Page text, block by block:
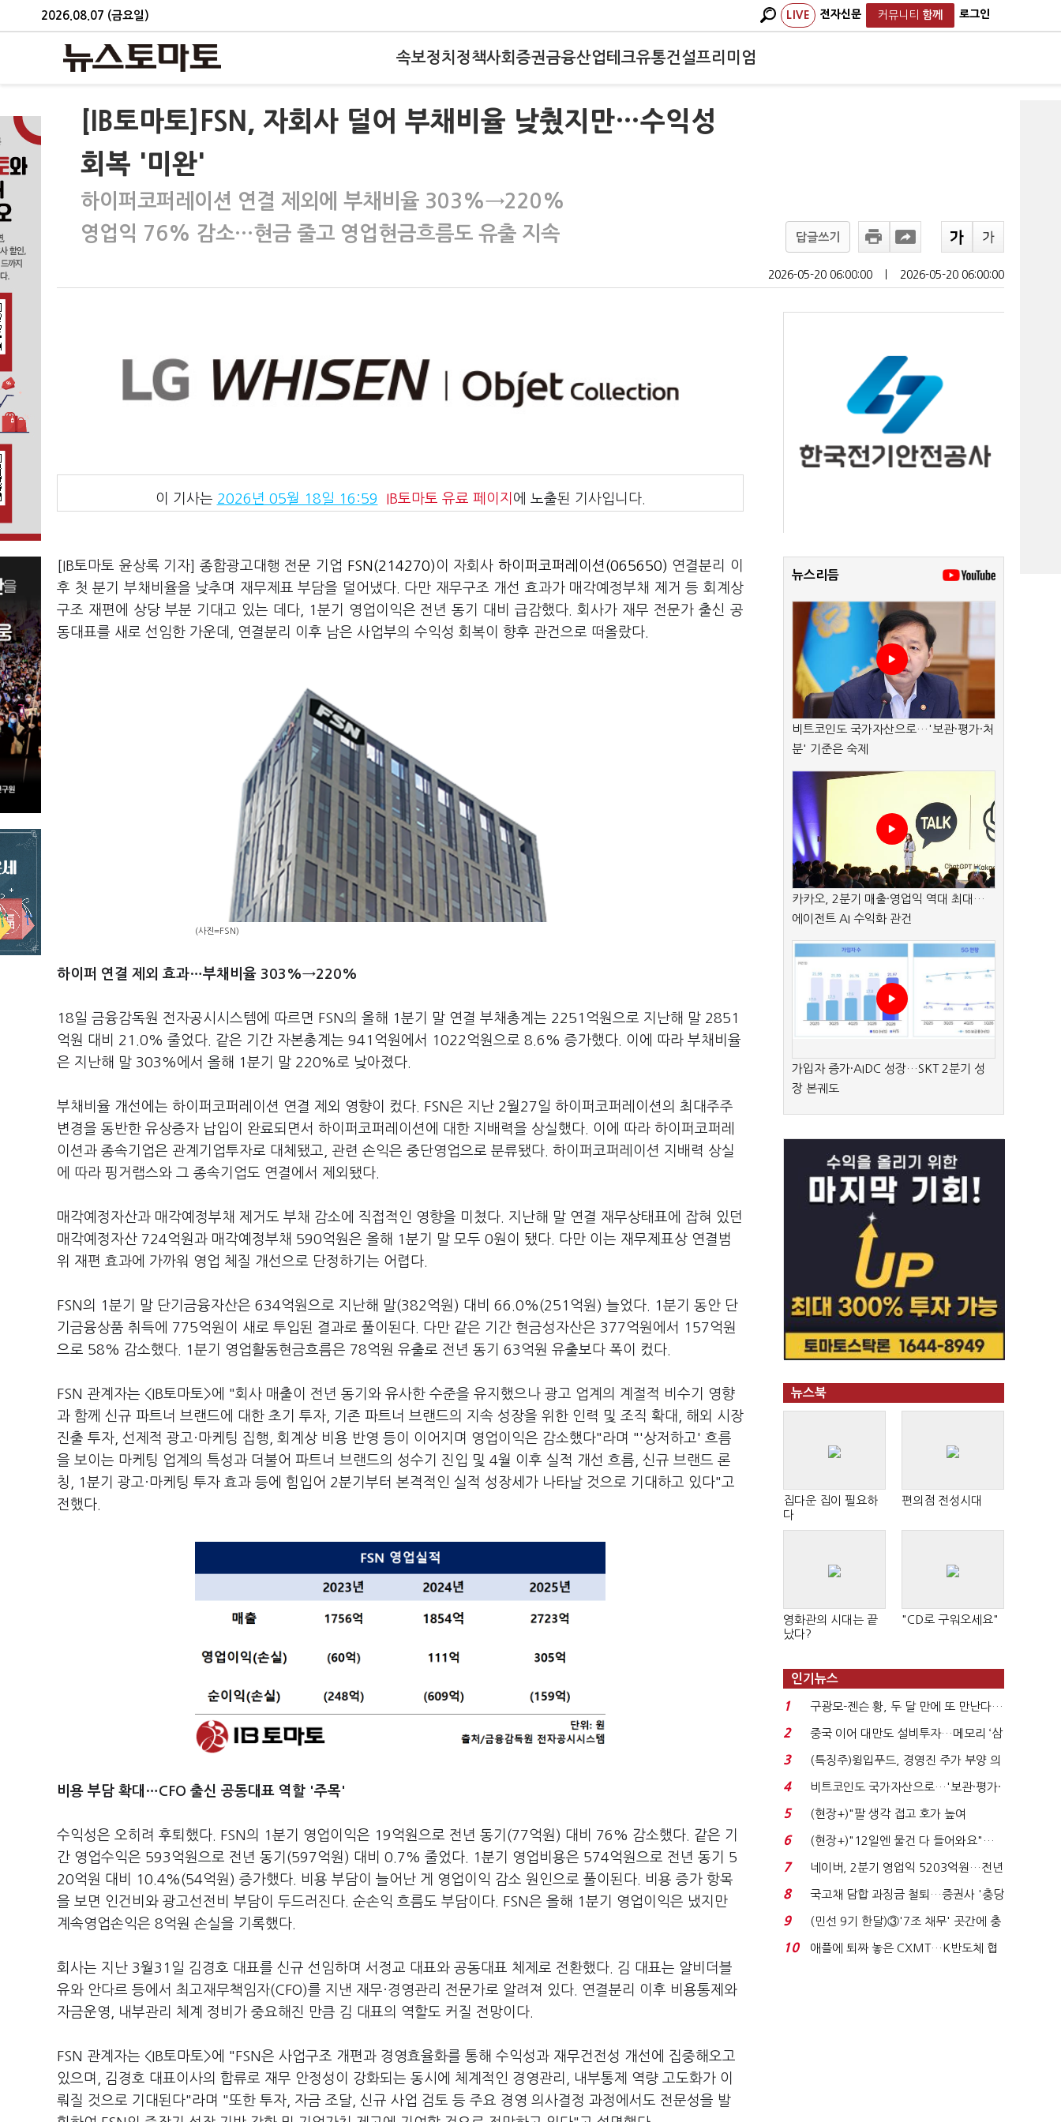
2026.08.07 (금요일) LIVE 전자신문 커뮤니티 함께 로그인
속보정치 정책사회 증권금융산업테크유통건설프리미엄
[IB토마토]FSN, 자회사 덜어 부채비율 낮췄지만…수익성
회복 '미완'
하이퍼코퍼레이션 연결 제외에 부채비율 303%→220%
영업익 76% 감소…현금 줄고 영업현금흐름도 유출 지속
답글쓰기
2026-05-20 06:00:00 2026-05-20 06:00:00
이 기사는 2026년 05월 18일 16:59 IB토마토 유료 페이지 에 노출된 기사입니다.
[IB토마토 윤상록 기자] 종합광고대행 전문 기업 FSN(214270)이 자회사 하이퍼코퍼레이션(065650) 연결분리 이
후 첫 분기 부채비율을 낮추며 재무제표 부담을 덜어냈다. 다만 재무구조 개선 효과가 매각예정부채 제거 등 회계상
구조 재편에 상당 부분 기대고 있는 데다, 1분기 영업이익은 전년 동기 대비 급감했다. 회사가 재무 전문가 출신 공
동대표를 새로 선임한 가운데, 연결분리 이후 남은 사업부의 수익성 회복이 향후 관건으로 떠올랐다.
(사진=FSN)
하이퍼 연결 제외 효과…부채비율 303%→220%
18일 금융감독원 전자공시시스템에 따르면 FSN의 올해 1분기 말 연결 부채총계는 2251억원으로 지난해 말 2851
억원 대비 21.0% 줄었다. 같은 기간 자본총계는 941억원에서 1022억원으로 8.6% 증가했다. 이에 따라 부채비율
은 지난해 말 303%에서 올해 1분기 말 220%로 낮아졌다.
부채비율 개선에는 하이퍼코퍼레이션 연결 제외 영향이 컸다. FSN은 지난 2월27일 하이퍼코퍼레이션의 최대주주
변경을 동반한 유상증자 납입이 완료되면서 하이퍼코퍼레이션에 대한 지배력을 상실했다. 이에 따라 하이퍼코퍼레
이션과 종속기업은 관계기업투자로 대체됐고, 관련 손익은 중단영업으로 분류됐다. 하이퍼코퍼레이션 지배력 상실
에 따라 핑거랩스와 그 종속기업도 연결에서 제외됐다.
매각예정자산과 매각예정부채 제거도 부채 감소에 직접적인 영향을 미쳤다. 지난해 말 연결 재무상태표에 잡혀 있던
매각예정자산 724억원과 매각예정부채 590억원은 올해 1분기 말 모두 0원이 됐다. 다만 이는 재무제표상 연결범
위 재편 효과에 가까워 영업 체질 개선으로 단정하기는 어렵다.
FSN의 1분기 말 단기금융자산은 634억원으로 지난해 말(382억원) 대비 66.0%(251억원) 늘었다. 1분기 동안 단
기금융상품 취득에 775억원이 새로 투입된 결과로 풀이된다. 다만 같은 기간 현금성자산은 377억원에서 157억원
으로 58% 감소했다. 1분기 영업활동현금흐름은 78억원 유출로 전년 동기 63억원 유출보다 폭이 컸다.
FSN 관계자는 <IB토마토>에 "회사 매출이 전년 동기와 유사한 수준을 유지했으나 광고 업계의 계절적 비수기 영향
과 함께 신규 파트너 브랜드에 대한 초기 투자, 기존 파트너 브랜드의 지속 성장을 위한 인력 및 조직 확대, 해외 시장
진출 투자, 선제적 광고·마케팅 집행, 회계상 비용 반영 등이 이어지며 영업이익은 감소했다"라며 "'상저하고' 흐름
을 보이는 마케팅 업계의 특성과 더불어 파트너 브랜드의 성수기 진입 및 4월 이후 실적 개선 흐름, 신규 브랜드 론
칭, 1분기 광고·마케팅 투자 효과 등에 힘입어 2분기부터 본격적인 실적 성장세가 나타날 것으로 기대하고 있다"고
전했다.
비용 부담 확대…CFO 출신 공동대표 역할 '주목'
수익성은 오히려 후퇴했다. FSN의 1분기 영업이익은 19억원으로 전년 동기(77억원) 대비 76% 감소했다. 같은 기
간 영업수익은 593억원으로 전년 동기(597억원) 대비 0.7% 줄었다. 1분기 영업비용은 574억원으로 전년 동기 5
20억원 대비 10.4%(54억원) 증가했다. 비용 부담이 늘어난 게 영업이익 감소 원인으로 풀이된다. 비용 증가 항목
을 보면 인건비와 광고선전비 부담이 두드러진다. 순손익 흐름도 부담이다. FSN은 올해 1분기 영업이익은 냈지만
계속영업손익은 8억원 손실을 기록했다.
회사는 지난 3월31일 김경호 대표를 신규 선임하며 서정교 대표와 공동대표 체제로 전환했다. 김 대표는 알비더블
유와 안다르 등에서 최고재무책임자(CFO)를 지낸 재무·경영관리 전문가로 알려져 있다. 연결분리 이후 비용통제와
자금운영, 내부관리 체계 정비가 중요해진 만큼 김 대표의 역할도 커질 전망이다.
FSN 관계자는 <IB토마토>에 "FSN은 사업구조 개편과 경영효율화를 통해 수익성과 재무건전성 개선에 집중해오고
있으며, 김경호 대표이사의 합류로 재무 안정성이 강화되는 동시에 체계적인 경영관리, 내부통제 역량 고도화가 이
뤄질 것으로 기대된다"라며 "또한 투자, 자금 조달, 신규 사업 검토 등 주요 경영 의사결정 과정에서도 전문성을 발
뉴스리듬
비트코인도 국가자산으로…'보관·평가·처
분' 기준은 숙제
카카오, 2분기 매출·영업익 역대 최대…
에이전트 AI 수익화 관건
가입자 증가·AIDC 성장…SKT 2분기 성
장 본궤도
뉴스북
집다운 집이 필요하
다
편의점 전성시대
영화관의 시대는 끝
났다?
"CD로 구워오세요"
인기뉴스
1
구광모-젠슨 황, 두 달 만에 또 만난다…
로봇·AI 등 논...
2
중국 이어 대만도 설비투자…메모리 ‘삼
국전쟁’
3
(특징주)윙입푸드, 경영진 주가 부양 의
지에 상한가...
4
비트코인도 국가자산으로…'보관·평가·
처분' 기준은 ...
5
(현장+)"팔 생각 접고 호가 높여
요"…'덜 똘똘한 한 채' 20...
6
(현장+)"12일엔 물건 다 들어와요"…
빈 매대 채우며 문 연 ...
7
네이버, 2분기 영업익 5203억원…전년
비 0.2% 감소...
8
국고채 담합 과징금 철퇴…증권사 '충당
금 폭탄' 우려...
9
(민선 9기 한달)③'7조 채무' 곳간에 충
격…추미애, 20년...
10
애플에 퇴짜 놓은 CXMT…K반도체 협